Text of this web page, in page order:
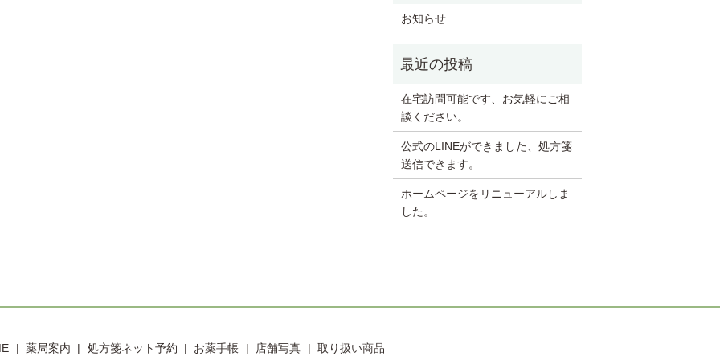
お知らせ
在宅訪問可能です、お気軽にご相
談ください。
公式のLINEができました、処方箋
送信できます。
ホームページをリニューアルしま
した。
薬局案内 処方箋ネット予約 お薬手帳 店舗写真 取り扱い商品